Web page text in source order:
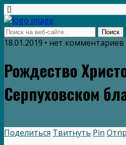
18.01.2019 • нет комментариев
Рождество
Серпуховском
Поделиться Твитнуть Pin